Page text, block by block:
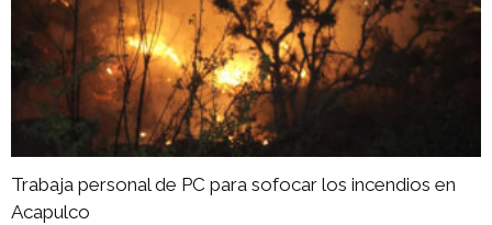
Trabaja personal de PC para sofocar los incendios en
Acapulco